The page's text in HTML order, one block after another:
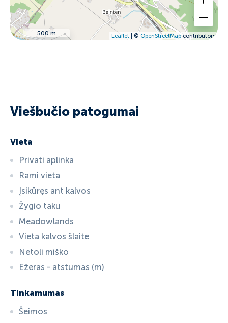
500 m Leaflet| © OpenStreetMapcontributors
Viešbučio patogumai
Vieta
Privati aplinka
Rami vieta
Įsikūręs ant kalvos
Žygio taku
Meadowlands
Vieta kalvos šlaite
Netoli miško
Ežeras - atstumas (m)
Tinkamumas
Šeimos